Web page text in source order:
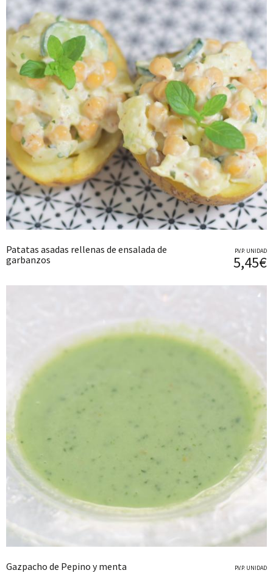
Patatas asadas rellenas de ensalada de
garbanzos
P.V.P. UNIDAD
5,45€
Gazpacho de Pepino y menta P.V.P. UNIDAD